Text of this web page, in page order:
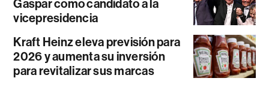
Gaspar como candidato a la
vicepresidencia
Kraft Heinz eleva previsión para
2026 y aumenta su inversión
para revitalizar sus marcas